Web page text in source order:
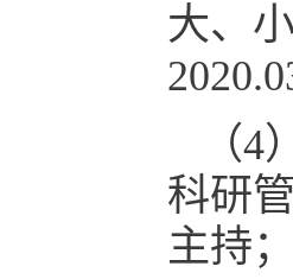
大、
（
科研
主持